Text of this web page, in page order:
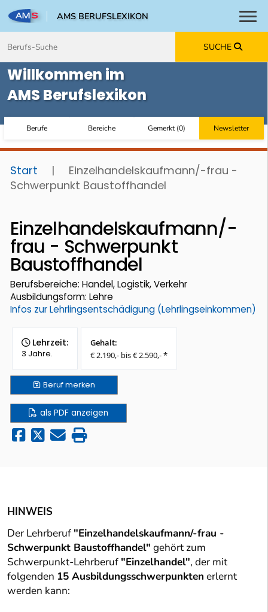
AMS BERUFSLEXIKON
SUCHE
Willkommen im
AMS Berufslexikon
Berufe Bereiche Gemerkt(0) Newsletter
Start |
Einzelhandelskaufmann/-frau -
Schwerpunkt Baustoffhandel
Einzelhandelskaufmann/-
frau - Schwerpunkt
Baustoffhandel
Berufsbereiche: Handel, Logistik, Verkehr
Ausbildungsform: Lehre
Infos zur Lehrlingsentschädigung (Lehrlingseinkommen)
Lehrzeit:
3 Jahre.
Gehalt:
€ 2.190,- bis € 2.590,- *
Berufmerken
als PDF anzeigen
HINWEIS
Der Lehrberuf "Einzelhandelskaufmann/-frau -
Schwerpunkt Baustoffhandel" gehört zum
Schwerpunkt-Lehrberuf "Einzelhandel", der mit
folgenden 15 Ausbildungsschwerpunkten erlernt
werden kann: